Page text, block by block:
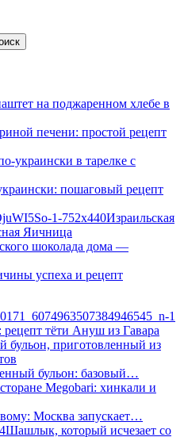
печени: простой рецепт
пошаговый рецепт
Израильская
Яичница
успеха и рецепт
рецепт тёти Ануш из Гавара
бульон: базовый…
Москва запускает…
Шашлык, который исчезает со